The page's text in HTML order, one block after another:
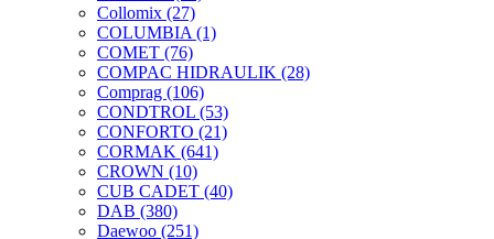
Collomix (27)
COLUMBIA (1)
COMET (76)
COMPAC HIDRAULIK (28)
Comprag (106)
CONDTROL (53)
CONFORTO (21)
CORMAK (641)
CROWN (10)
CUB CADET (40)
DAB (380)
Daewoo (251)